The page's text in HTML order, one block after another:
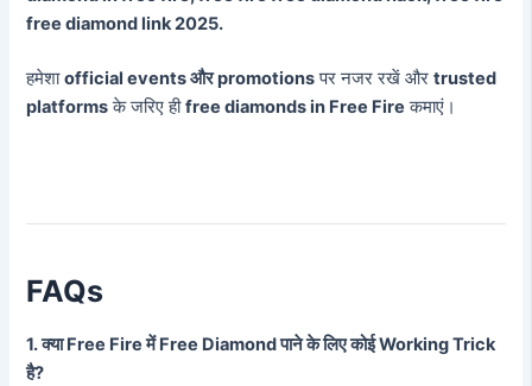
free diamond link 2025.
हमेशाofficial events और promotionsपर नजर रखें औरtrusted
platformsके जरिए हीfree diamonds in Free Fire कमाएं।
FAQs
1. क्या Free Fire में Free Diamond पाने के लिए कोई Working Trick
है?